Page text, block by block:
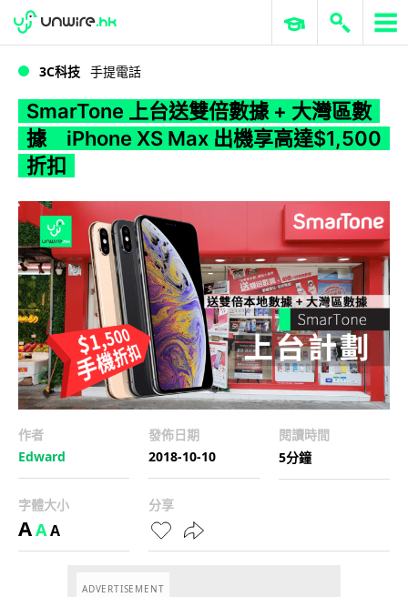
WWDC 2026 ERP 與商業 AI
3C科技 手提電話
SmarTone 上台送雙倍數據 + 大灣區數
據 iPhone XS Max 出機享高達$1,500
折扣
作者
Edward
發佈日期
2018-10-10
閱讀時間
5分鐘
字體大小
AAA
分享
ADVERTISEMENT